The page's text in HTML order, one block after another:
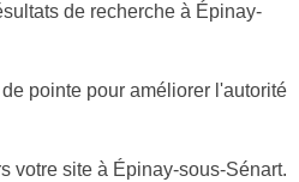
de recherche à Épinay-
pointe pour améliorer l'autorité
votre site à Épinay-sous-Sénart.